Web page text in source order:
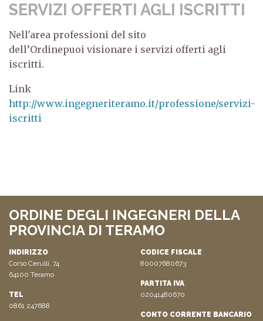
SERVIZI OFFERTI AGLI ISCRITTI
Nell'area professioni del sito
dell’Ordinepuoi visionare i servizi offerti agli
iscritti.
Link
http://www.ingegneriteramo.it/professione/servizi-
iscritti
ORDINE DEGLI INGEGNERI DELLA
PROVINCIA DI TERAMO
INDIRIZZO
Corso Cerulli, 74
64100 Teramo
TEL
0861 247688
CODICE FISCALE
80007680673
PARTITA IVA
02041480670
CONTO CORRENTE BANCARIO